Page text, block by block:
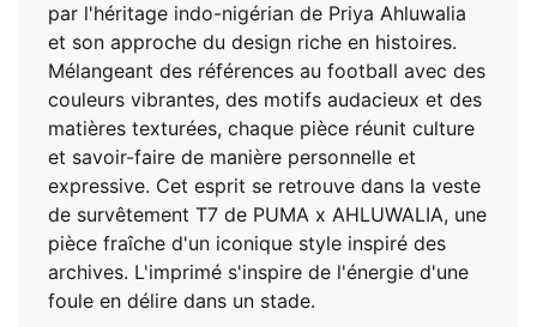
par l'héritage indo-nigérian de Priya Ahluwalia
et son approche du design riche en histoires.
Mélangeant des références au football avec des
couleurs vibrantes, des motifs audacieux et des
matières texturées, chaque pièce réunit culture
et savoir-faire de manière personnelle et
expressive. Cet esprit se retrouve dans la veste
de survêtement T7 de PUMA x AHLUWALIA, une
pièce fraîche d'un iconique style inspiré des
archives. L'imprimé s'inspire de l'énergie d'une
foule en délire dans un stade.